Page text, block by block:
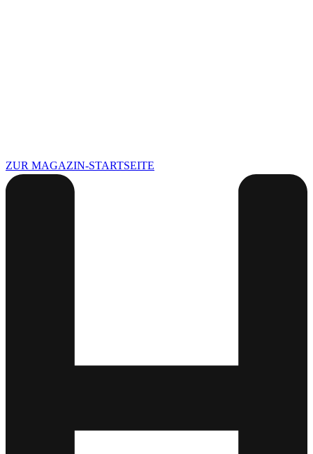
ZUR MAGAZIN-STARTSEITE